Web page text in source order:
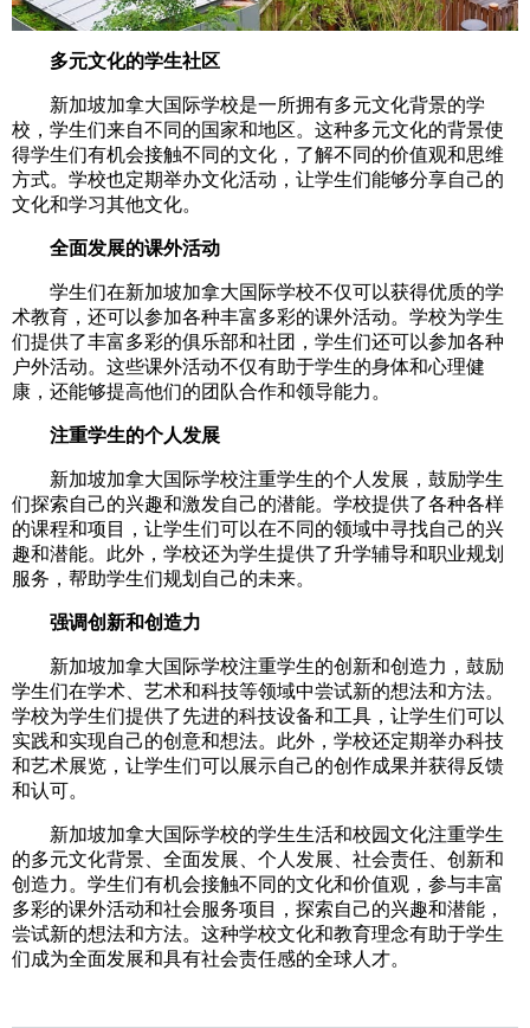
多元文化的学生社区
新加坡加拿大国际学校是一所拥有多元文化背景的学
校，学生们来自不同的国家和地区。这种多元文化的背景使
得学生们有机会接触不同的文化，了解不同的价值观和思维
方式。学校也定期举办文化活动，让学生们能够分享自己的
文化和学习其他文化。
全面发展的课外活动
学生们在新加坡加拿大国际学校不仅可以获得优质的学
术教育，还可以参加各种丰富多彩的课外活动。学校为学生
们提供了丰富多彩的俱乐部和社团，学生们还可以参加各种
户外活动。这些课外活动不仅有助于学生的身体和心理健
康，还能够提高他们的团队合作和领导能力。
注重学生的个人发展
新加坡加拿大国际学校注重学生的个人发展，鼓励学生
们探索自己的兴趣和激发自己的潜能。学校提供了各种各样
的课程和项目，让学生们可以在不同的领域中寻找自己的兴
趣和潜能。此外，学校还为学生提供了升学辅导和职业规划
服务，帮助学生们规划自己的未来。
强调创新和创造力
新加坡加拿大国际学校注重学生的创新和创造力，鼓励
学生们在学术、艺术和科技等领域中尝试新的想法和方法。
学校为学生们提供了先进的科技设备和工具，让学生们可以
实践和实现自己的创意和想法。此外，学校还定期举办科技
和艺术展览，让学生们可以展示自己的创作成果并获得反馈
和认可。
新加坡加拿大国际学校的学生生活和校园文化注重学生
的多元文化背景、全面发展、个人发展、社会责任、创新和
创造力。学生们有机会接触不同的文化和价值观，参与丰富
多彩的课外活动和社会服务项目，探索自己的兴趣和潜能，
尝试新的想法和方法。这种学校文化和教育理念有助于学生
们成为全面发展和具有社会责任感的全球人才。